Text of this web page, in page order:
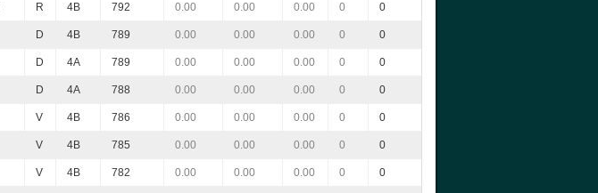
R 4B 792 0.00 0.00 0.00 0 0
D 4B 789 0.00 0.00 0.00 0 0
D 4A 789 0.00 0.00 0.00 0 0
D 4A 788 0.00 0.00 0.00 0 0
V 4B 786 0.00 0.00 0.00 0 0
V 4B 785 0.00 0.00 0.00 0 0
V 4B 782 0.00 0.00 0.00 0 0